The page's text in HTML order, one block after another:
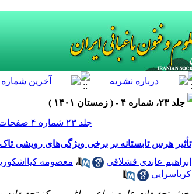
جلد ۲۳، شماره ۴ - ( زمستان ۱۴۰۱ )
جلد ۲۳ شماره ۴ صفحات ۶۱۲-۵۹۷
تأثیر هرس تابستانه بر برخی ویژگی‌های رویشی
ابراهیم عابدی قشلاقی
، معصومه
کرباسرایی